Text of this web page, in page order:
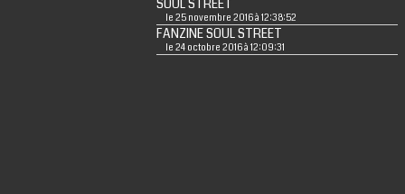
SOUL STREET
le 25 novembre 2016 à 12:38:52
FANZINE SOUL STREET
le 24 octobre 2016 à 12:09:31